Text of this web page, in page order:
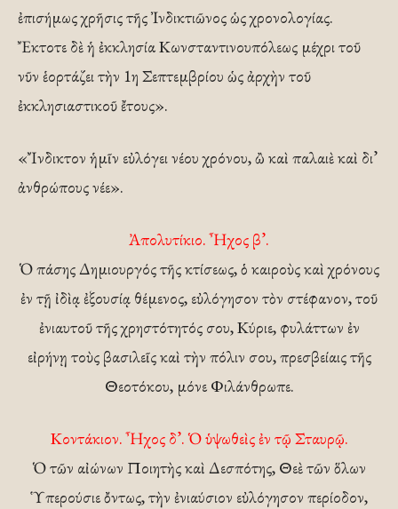
ἐπισήμως χρῆσις τῆς Ἰνδικτιῶνος ὡς χρονολογίας.
Ἔκτοτε δὲ ἡ ἐκκλησία Κωνσταντινουπόλεως μέχρι τοῦ
νῦν ἑορτάζει τὴν 1η Σεπτεμβρίου ὡς ἀρχὴν τοῦ
ἐκκλησιαστικοῦ ἔτους».
«Ἴνδικτον ἡμῖν εὐλόγει νέου χρόνου, ὢ καὶ παλαιὲ καὶ δι’
ἀνθρώπους νέε».
Ἀπολυτίκιο. Ἦχος β’.
Ὁ πάσης Δημιουργός τῆς κτίσεως, ὁ καιροὺς καὶ χρόνους
ἐν τῇ ἰδὶᾳ ἐξουσίᾳ θέμενος, εὐλόγησον τὸν στέφανον, τοῦ
ἐνιαυτοῦ τῆς χρηστότητός σου, Κύριε, φυλάττων ἐν
εἰρήνῃ τοὺς βασιλεῖς καὶ τὴν πόλιν σου, πρεσβείαις τῆς
Θεοτόκου, μόνε Φιλάνθρωπε.
Κοντάκιον. Ἦχος δ’. Ὁ ὑψωθεὶς ἐν τῷ Σταυρῷ.
Ὁ τῶν αἰώνων Ποιητὴς καὶ Δεσπότης, Θεὲ τῶν ὅλων
Ὑπερούσιε ὄντως, τὴν ἐνιαύσιον εὐλόγησον περίοδον,